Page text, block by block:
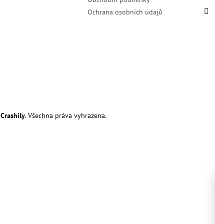
Ochrana osobních údajů
Crashily. Všechna práva vyhrazena.